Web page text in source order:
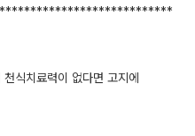
식치료력이 없다면 고지에